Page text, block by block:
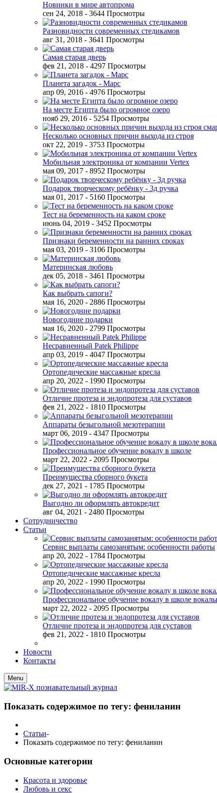
Новинки в мире автопрома
сен 24, 2018 - 3644 Просмотры
Разновидности современных стедикамов
авг 31, 2018 - 3641 Просмотры
Самая старая дверь
фев 21, 2018 - 4297 Просмотры
Планета загадок - Марс
апр 09, 2016 - 4976 Просмотры
На месте Египта было огромное озеро
нояб 29, 2016 - 5254 Просмотры
Несколько основных причин выхода из строя
окт 22, 2019 - 3753 Просмотры
Мобильная электроника от компании Vertex
мая 09, 2017 - 8952 Просмотры
Подарок творческому ребёнку - 3д ручка
мая 01, 2017 - 5160 Просмотры
Тест на беременность на каком сроке
июнь 04, 2019 - 3452 Просмотры
Признаки беременности на ранних сроках
мая 03, 2019 - 3106 Просмотры
Материнская любовь
дек 05, 2018 - 3461 Просмотры
Как выбрать сапоги?
мая 16, 2020 - 2886 Просмотры
Новогодние подарки
мая 16, 2020 - 2799 Просмотры
Несравненный Patek Philippe
апр 03, 2019 - 4047 Просмотры
Ортопедические массажные кресла
апр 20, 2022 - 1990 Просмотры
Отличие протеза и эндопротеза для суставов
фев 21, 2022 - 1810 Просмотры
Аппараты безыгольной мезотерапии
март 06, 2019 - 4347 Просмотры
Профессиональное обучение вокалу в школе
март 22, 2022 - 2095 Просмотры
Преимущества сборного букета
дек 27, 2021 - 1785 Просмотры
Выгодно ли оформлять автокредит
авг 04, 2021 - 2480 Просмотры
Сотрудничество
Статьи
Сервис выплаты самозанятым: особенности работы
апр 20, 2022 - 1784 Просмотры
Ортопедические массажные кресла
апр 20, 2022 - 1990 Просмотры
Профессиональное обучение вокалу в школе
март 22, 2022 - 2095 Просмотры
Отличие протеза и эндопротеза для суставов
фев 21, 2022 - 1810 Просмотры
Новости
Контакты
Menu
Показать содержимое по тегу: фениланин
Статьи-
Показать содержимое по тегу: фениланин
Основные категории
Красота и здоровье
Любовь и секс